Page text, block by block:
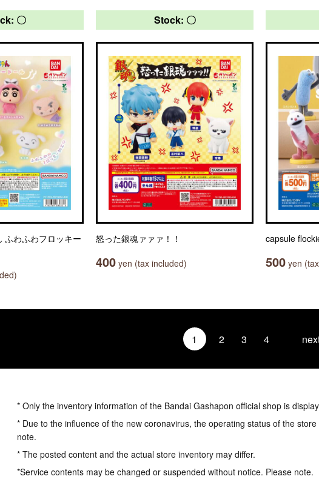
〇
ふわふわフロッキー
Stock: 〇
怒った銀魂ァァァ！！
400 yen (tax included)
capsule
500 yen
1 2 3 4
* Only the inventory information of the Bandai Gashapon official shop is
* Due to the influence of the new coronavirus, the operating status of the
note.
* The posted content and the actual store inventory may differ.
*Service contents may be changed or suspended without notice. Please note.